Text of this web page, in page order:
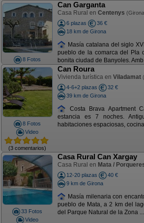
8 Fotos
Can Garganta
Casa Rural en Centenys
6 plazas
36 €
18 km de Girona
Masía catalana del siglo
pueblo de la comarca del Pla
bonita ciudad de Banyoles. Amb
8 Fotos
Video
(3 comentarios)
Can Roura
Vivienda turística en Viladamat
4-6+2 plazas
32 €
39 km de Girona
Costa Brava Apartment
estancia es 7 noches.
habitaciones espaciosas,
33 Fotos
Video
Casa Rural Can Xargay
Casa Rural en Mata /
12-20 plazas
40 €
9 km de Girona
Masía milenaria con
pueblo de Mata, a 2 km del
del Parque Natural de la Zona ...